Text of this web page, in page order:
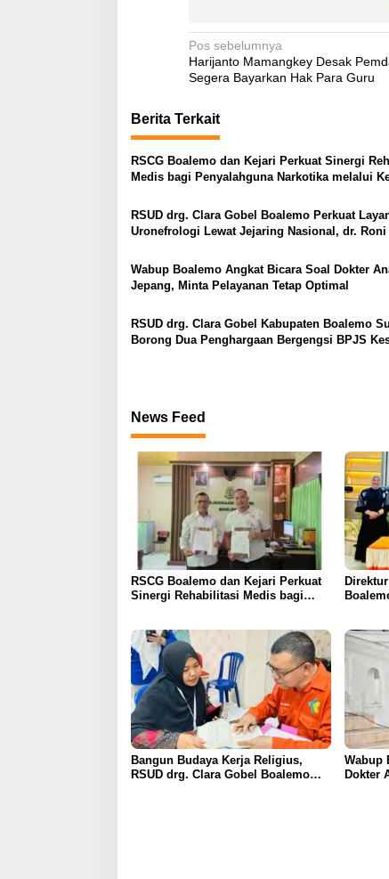
N
a
i
g
a
i
o
Pos sebelumnya
Harijanto Mamangkey Desak
Segera Bayarkan Hak Para Guru
Berita Terkait
RSCG Boalemo dan Kejari Perkuat Sinergi
Medis bagi Penyalahguna Narkotika melalui
RSUD drg. Clara Gobel Boalemo Perkuat
Uronefrologi Lewat Jejaring Nasional, dr. Roni
Wabup Boalemo Angkat Bicara Soal Dokter
Jepang, Minta Pelayanan Tetap Optimal
RSUD drg. Clara Gobel Kabupaten Boalemo
Borong Dua Penghargaan Bergengsi BPJS
News Feed
RSCG Boalemo dan Kejari Perkuat
Sinergi Rehabilitasi Medis bagi
Bangun Budaya Kerja Religius,
RSUD drg. Clara Gobel Boalemo
Wabup
Dokter